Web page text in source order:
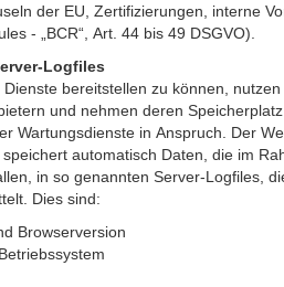
der EU, Zertifizierungen, interne
- „BCR“, Art. 44 bis 49 DSGVO).
Logfiles
bereitstellen zu können,
und nehmen deren
Wartungsdienste in Anspruch. Der
automatisch Daten, die im
in so genannten Server-Logfiles,
Dies sind:
Browserversion